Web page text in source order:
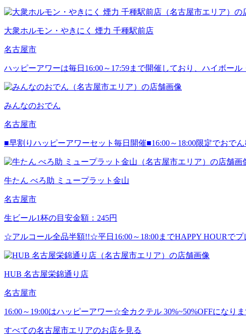
大衆ホルモン・やきにく 煙力 千種駅前店
名古屋市
ハッピーアワーは毎日16:00～17:59まで開催しており、ハイボー
みんなのおでん
名古屋市
■早割りハッピーアワーセット毎日開催■16:00～18:00限定でお
牛たん べろ助 ミュープラット金山
名古屋市
生ビール1杯の目安金額：245円
☆アルコール全品半額!!☆平日16:00～18:00までHAPPY HOURで
HUB 名古屋栄錦通り店
名古屋市
16:00～19:00はハッピーアワー☆全カクテル 30%~50%OFFにな
すべての名古屋市エリアのお店を見る